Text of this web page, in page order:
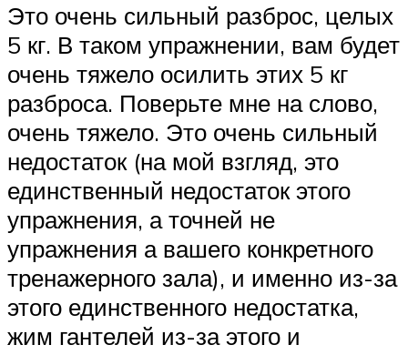
Это очень сильный разброс, целых
5 кг. В таком упражнении, вам будет
очень тяжело осилить этих 5 кг
разброса. Поверьте мне на слово,
очень тяжело. Это очень сильный
недостаток (на мой взгляд, это
единственный недостаток этого
упражнения, а точней не
упражнения а вашего конкретного
тренажерного зала), и именно из-за
этого единственного недостатка,
жим гантелей из-за этого и